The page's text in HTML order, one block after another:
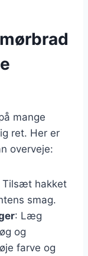
mange
ret. Her er
overveje:
Tilsæt hakket
smag.
: Læg
og
farve og